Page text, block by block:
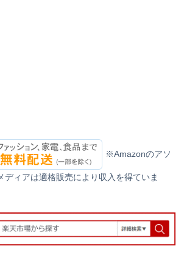
※Amazonのアソ
ディアは適格販売により収入を得ていま